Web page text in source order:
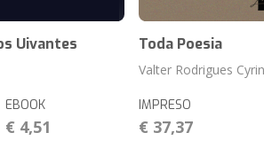
Uivantes
EBOOK
€ 4,51
Toda Poesia
Valter Rodrigues
IMPRESO
€ 37,37